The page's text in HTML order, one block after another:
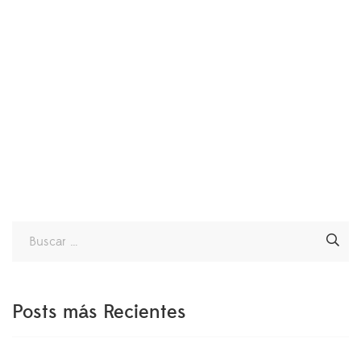
Posts más Recientes